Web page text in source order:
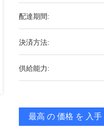
配達期間:
決済方法:
供給能力:
最高 の 価格 を 入手